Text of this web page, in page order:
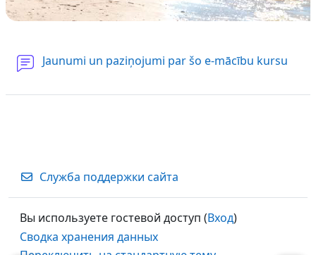
Jaunumi un paziņojumi par šo e-mācību kursu
Служба поддержки сайта
Вы используете гостевой доступ (Вход)
Сводка хранения данных